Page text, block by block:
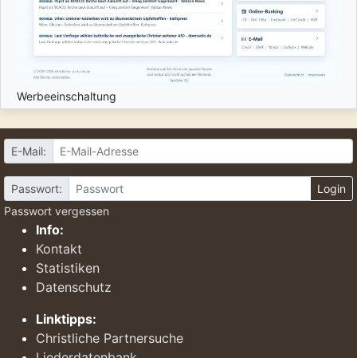
Werbeeinschaltung
E-Mail:
Passwort:
Login
Passwort vergessen
Info:
Kontakt
Statistiken
Datenschutz
Linktipps:
Christliche Partnersuche